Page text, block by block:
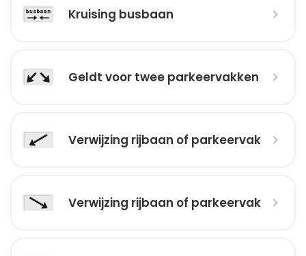
Kruising busbaan
Geldt voor twee parkeervakken
Verwijzing rijbaan of parkeervak
Verwijzing rijbaan of parkeervak